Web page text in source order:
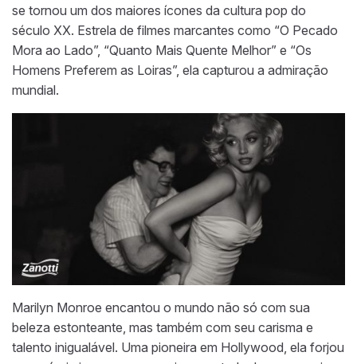
se tornou um dos maiores ícones da cultura pop do
século XX. Estrela de filmes marcantes como “O Pecado
Mora ao Lado”, “Quanto Mais Quente Melhor” e “Os
Homens Preferem as Loiras”, ela capturou a admiração
mundial.
Marilyn Monroe encantou o mundo não só com sua
beleza estonteante, mas também com seu carisma e
talento inigualável. Uma pioneira em Hollywood, ela forjou